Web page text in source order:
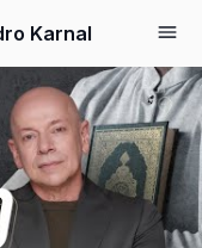
Karnal